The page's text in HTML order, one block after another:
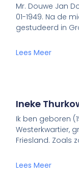
Mr. Douwe Jan
01-1949. Na de
gestudeerd in
Lees Meer
Ineke
Ik ben geboren
Westerkwartier,
Friesland. Zoals
Lees Meer